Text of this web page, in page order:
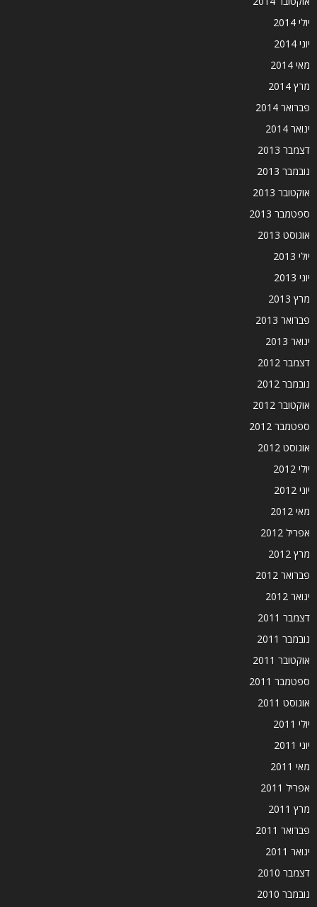
יולי 2014
יוני 2014
מאי 2014
מרץ 2014
פברואר 2014
ינואר 2014
דצמבר 2013
נובמבר 2013
אוקטובר 2013
ספטמבר 2013
אוגוסט 2013
יולי 2013
יוני 2013
מרץ 2013
פברואר 2013
ינואר 2013
דצמבר 2012
נובמבר 2012
אוקטובר 2012
ספטמבר 2012
אוגוסט 2012
יולי 2012
יוני 2012
מאי 2012
אפריל 2012
מרץ 2012
פברואר 2012
ינואר 2012
דצמבר 2011
נובמבר 2011
אוקטובר 2011
ספטמבר 2011
אוגוסט 2011
יולי 2011
יוני 2011
מאי 2011
אפריל 2011
מרץ 2011
פברואר 2011
ינואר 2011
דצמבר 2010
נובמבר 2010